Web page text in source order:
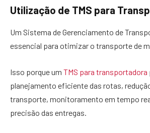
Utilização de TMS para
Um Sistema de Gerenciamento de
essencial para otimizar o transporte de
Isso porque um TMS para transportadora
planejamento eficiente das rotas,
transporte, monitoramento em tempo
precisão das entregas.